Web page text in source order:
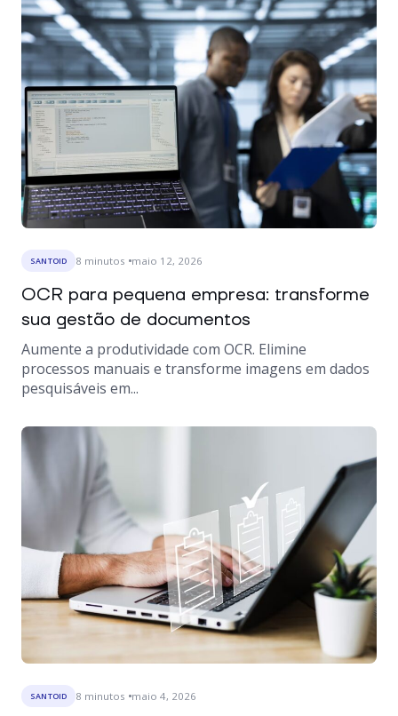
SANTOID 8 minutos maio 12, 2026
OCR para pequena empresa: transforme
sua gestão de documentos
Aumente a produtividade com OCR. Elimine
processos manuais e transforme imagens em dados
pesquisáveis em...
SANTOID 8 minutos maio 4, 2026